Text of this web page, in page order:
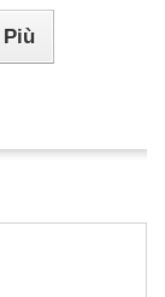
Più